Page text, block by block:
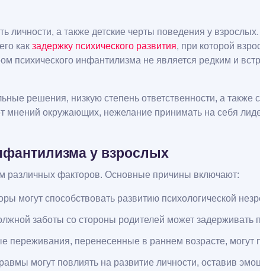
личности, а также детские черты поведения у
как задержку психического развития, при которой
психического инфантилизма не является редким и
решения, низкую степень ответственности, а
мнений окружающих, нежелание принимать на себя
у взрослых
различных факторов. Основные причины включают:
могут способствовать развитию психологической
заботы со стороны родителей может задерживать
перенесенные в раннем возрасте, могут
могут повлиять на развитие личности, оставив